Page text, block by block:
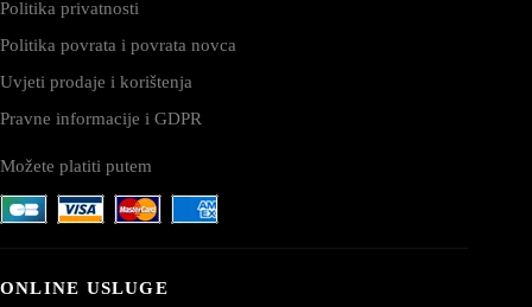
Politika privatnosti
Politika povrata i povrata novca
Uvjeti prodaje i korištenja
Pravne informacije i GDPR
Možete platiti putem
ONLINE USLUGE